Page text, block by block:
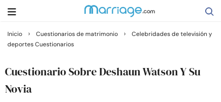
Buscar
Casarse
Inicio › Cuestionarios de matrimonio › Celebridades de televisión y
deportes Cuestionarios
Cuestionario Sobre Deshaun Watson Y Su
Novia